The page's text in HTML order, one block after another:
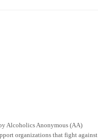
Alcoholics Anonymous (AA)
organizations that fight against